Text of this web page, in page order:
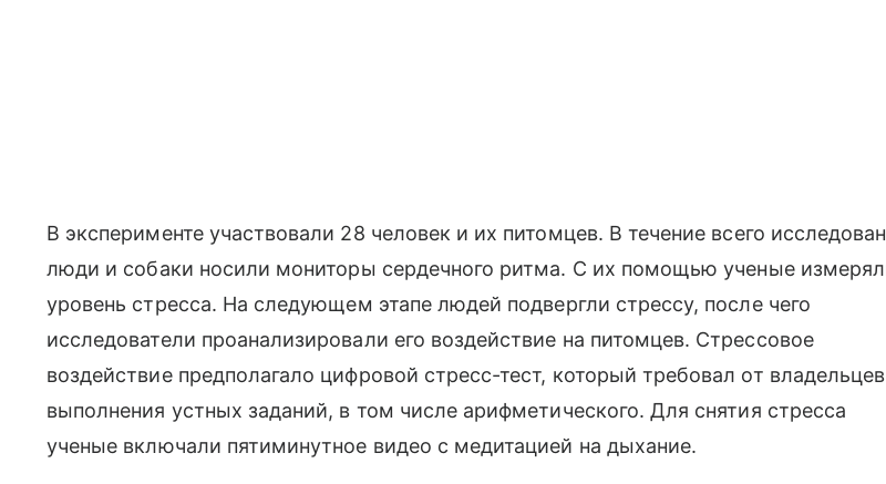
В эксперименте участвовали 28 человек и их питомцев. В течение всего
люди и собаки носили мониторы сердечного ритма. С их помощью ученые
уровень стресса. На следующем этапе людей подвергли стрессу, после чего
исследователи проанализировали его воздействие на питомцев. Стрессовое
воздействие предполагало цифровой стресс-тест, который требовал от владельцев
выполнения устных заданий, в том числе арифметического. Для снятия стресса
ученые включали пятиминутное видео с медитацией на дыхание.